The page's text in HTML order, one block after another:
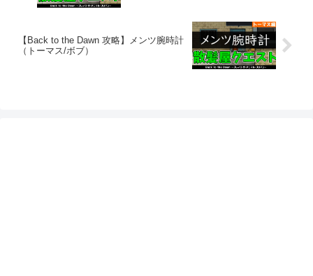
【Back to the Dawn 攻略】メンツ腕時計
（トーマス/ボブ）